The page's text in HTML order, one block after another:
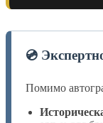
💿
Помимо